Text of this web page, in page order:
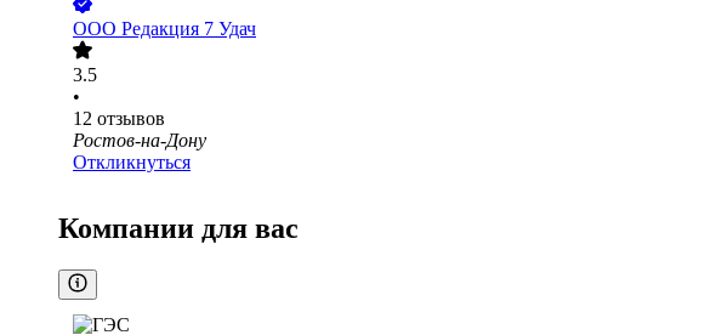
ООО Редакция 7 Удач
3.5
•
12 отзывов
Ростов-на-Дону
Откликнуться
Компании для вас